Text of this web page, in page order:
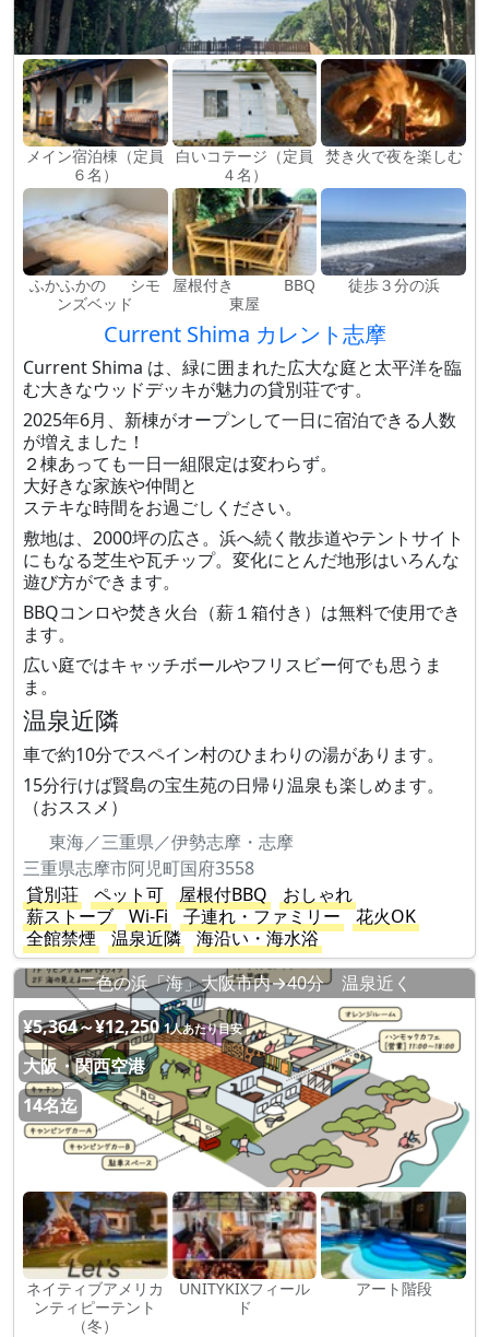
メイン宿泊棟（定員
６名）
白いコテージ（定員
４名）
焚き火で夜を楽しむ
ふかふかの シモ
ンズベッド
屋根付き BBQ
東屋
徒歩３分の浜
Current Shima カレント志摩
Current Shima は、緑に囲まれた広大な庭と太平洋を臨
む大きなウッドデッキが魅力の貸別荘です。
2025年6月、新棟がオープンして一日に宿泊できる人数
が増えました！
２棟あっても一日一組限定は変わらず。
大好きな家族や仲間と
ステキな時間をお過ごしください。
敷地は、2000坪の広さ。浜へ続く散歩道やテントサイト
にもなる芝生や瓦チップ。変化にとんだ地形はいろんな
遊び方ができます。
BBQコンロや焚き火台（薪１箱付き）は無料で使用でき
ます。
広い庭ではキャッチボールやフリスビー何でも思うま
ま。
温泉近隣
車で約10分でスペイン村のひまわりの湯があります。
15分行けば賢島の宝生苑の日帰り温泉も楽しめます。
（おススメ）
東海／三重県／伊勢志摩・志摩
三重県志摩市阿児町国府3558
貸別荘
ペット可 屋根付BBQ
おしゃれ
薪ストーブ
Wi-Fi 子連れ・ファミリー
花火OK
全館禁煙
温泉近隣
海沿い・海水浴
二色の浜「海」大阪市内→40分 温泉近く
¥5,364～¥12,250 1人あたり目安
大阪・関西空港
14名迄
ネイティブアメリカ
ンティピーテント
（冬）
UNITYKIXフィール
ド
アート階段